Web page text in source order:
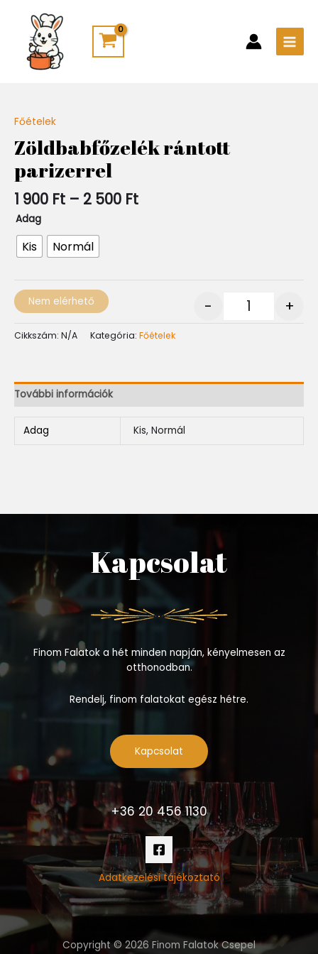
content
Főételek
Zöldbabfőzelék rántott
parizerrel
1 900 Ft – 2 500 Ft
1
900 Ft
500 Ft
Adag
Kis Normál
- +
Nem elérhető
Cikkszám: N/A Kategória: Főételek
További információk
Adag Kis, Normál
Kapcsolat
Finom Falatok a hét minden napján, kényelmesen az
otthonodban.
Rendelj, finom falatokat egész hétre.
Kapcsolat
+36 20 456 1130
Adatkezelési tájékoztató
Copyright © 2026 Finom Falatok Csepel